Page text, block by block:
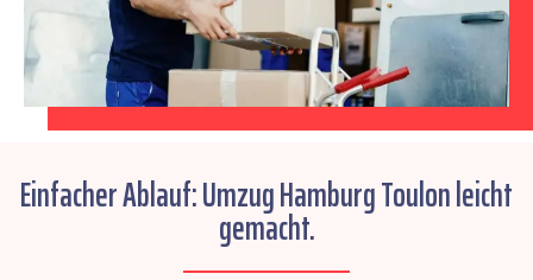
Einfacher Ablauf: Umzug Hamburg Toulon leicht
gemacht.